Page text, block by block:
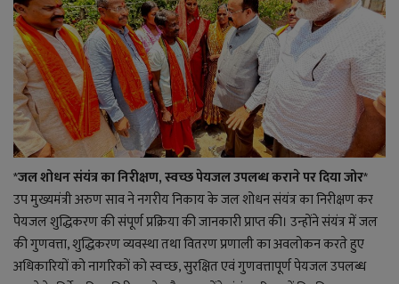
*जल शोधन संयंत्र का निरीक्षण, स्वच्छ पेयजल उपलब्ध कराने पर दिया जोर*
उप मुख्यमंत्री अरुण साव ने नगरीय निकाय के जल शोधन संयंत्र का निरीक्षण कर
पेयजल शुद्धिकरण की संपूर्ण प्रक्रिया की जानकारी प्राप्त की। उन्होंने संयंत्र में जल
की गुणवत्ता, शुद्धिकरण व्यवस्था तथा वितरण प्रणाली का अवलोकन करते हुए
अधिकारियों को नागरिकों को स्वच्छ, सुरक्षित एवं गुणवत्तापूर्ण पेयजल उपलब्ध